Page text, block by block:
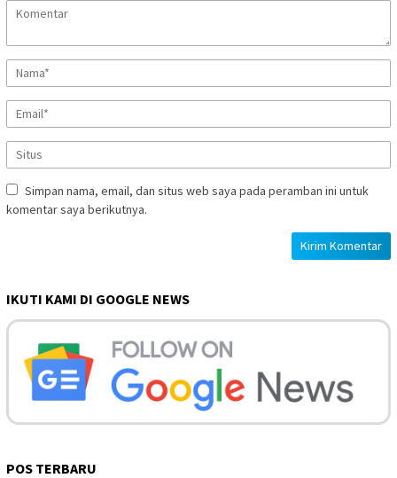
Simpan nama, email, dan situs web saya pada peramban ini untuk
komentar saya berikutnya.
IKUTI KAMI DI GOOGLE NEWS
POS TERBARU